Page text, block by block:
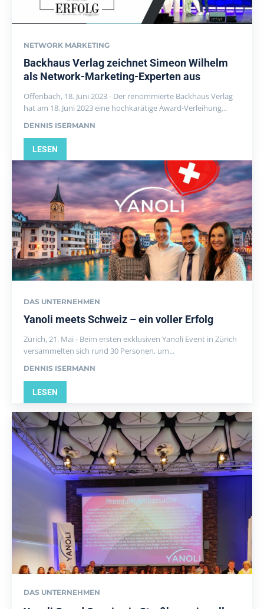
NETWORK MARKETING
Backhaus Verlag zeichnet Simeon Wilhelm
als Network-Marketing-Experten aus
Offenbach, 18. Juni 2023 - Der renommierte Backhaus Verlag
hat am 18. Juni 2023 eine hochkarätige Award-Verleihung...
DENNIS ISERMANN
LESEN
DAS UNTERNEHMEN
Yanoli meets Schweiz – ein voller Erfolg
Zürich, 21. Mai - Beim ersten exklusiven Yanoli Event in Zürich
versammelten sich rund 30 Personen, um...
DENNIS ISERMANN
LESEN
DAS UNTERNEHMEN